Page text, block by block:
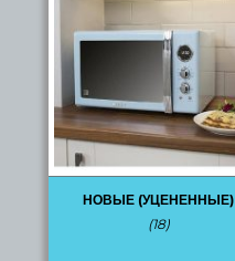
НОВЫЕ (УЦЕНЕННЫЕ)
(18)